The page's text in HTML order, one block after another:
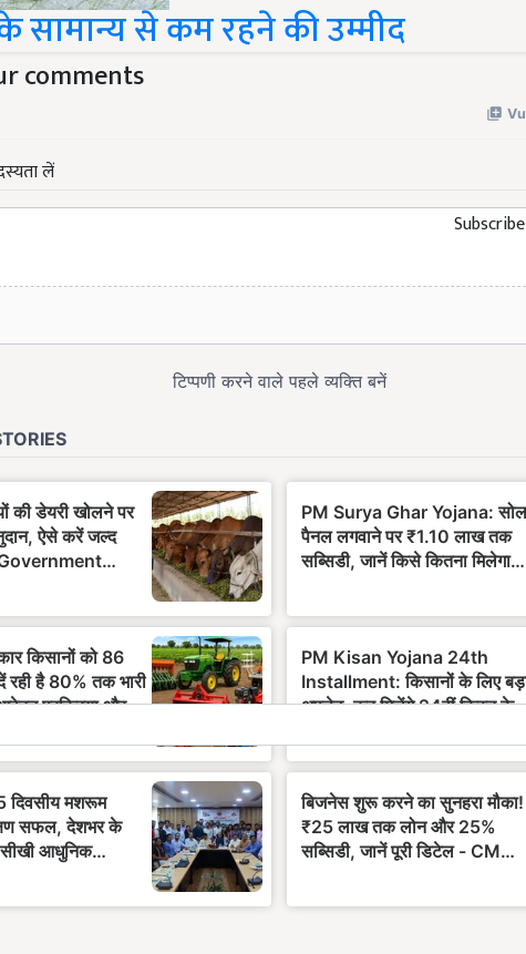
लें
Subscribe
सामान्य से कम रहने की उम्मीद
comments